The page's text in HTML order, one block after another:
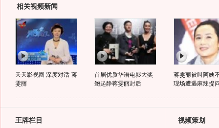
相关视频新闻
天天影视圈 深度对话-蒋
雯丽
首届优质华语电影大奖
鲍起静蒋雯丽封后
蒋雯丽被叫阿姨
现场遭遇麻辣提
王牌栏目 视频策划